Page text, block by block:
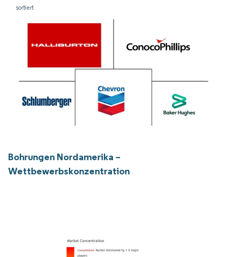
sortiert
Bohrungen Nordamerika –
Wettbewerbskonzentration